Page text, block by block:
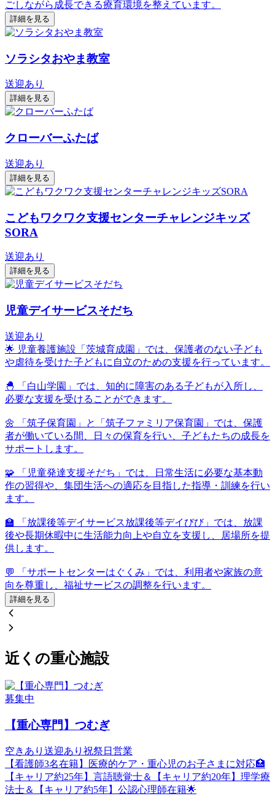
ごしながら成長できる療育環境を整えています。
詳細を見る
ソラシタおやま教室
送迎あり
詳細を見る
クローバーふたば
送迎あり
詳細を見る
こどもワクワク支援センターチャレンジキッズ
SORA
送迎あり
詳細を見る
児童デイサービスそだち
送迎あり
🌟 児童養護施設「茨城育成園」では、保護者のない子ども
や虐待を受けた子どもに自立のための支援を行っています。
🐣 「白山学園」では、知的に障害のある子どもが入所し、
必要な支援を受けることができます。
🌼 「筑子保育園」と「筑子ファミリア保育園」では、保護
者が働いている間、日々の保育を行い、子どもたちの成長を
サポートします。
🧩 「児童発達支援そだち」では、日常生活に必要な基本動
作の習得や、集団生活への適応を目指した指導・訓練を行い
ます。
🏫 「放課後等デイサービス放課後等デイびび」では、放課
後や長期休暇中に生活能力向上や自立を支援し、居場所を提
供します。
💬 「サポートセンターはぐくみ」では、利用者や家族の意
向を尊重し、福祉サービスの調整を行います。
詳細を見る
近くの重心施設
募集中
【重心専門】つむぎ
空きあり 送迎あり 祝祭日営業
【看護師3名在籍】医療的ケア・重心児のお子さまに対応🏥
【キャリア約25年】言語聴覚士＆【キャリア約20年】理学療
法士＆【キャリア約5年】公認心理師在籍🌟